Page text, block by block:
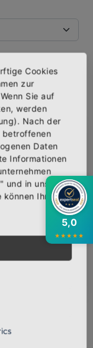
Siebdruck
über neue
Gutschein für
5,0
★★★★★
Cookies
zur
Sie auf
werden
Nach der
betroffenen
Daten
Informationen
und in unserer
können Ihre